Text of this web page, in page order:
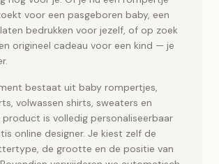
sweater bedrukken in Groningen?
professionele textielbedrukking
en persoonlijke service.r laten
jouw eigen ontwerp of logo? Bij
je online. Snel geleverd vanuit
voor een pasgeboren baby, een
bedrukken voor jezelf, of op zoek
origineel cadeau voor een kind — je
bestaat uit baby rompertjes,
volwassen shirts, sweaters en
product is volledig personaliseerbaar
online designer. Je kiest zelf de
de grootte en de positie van